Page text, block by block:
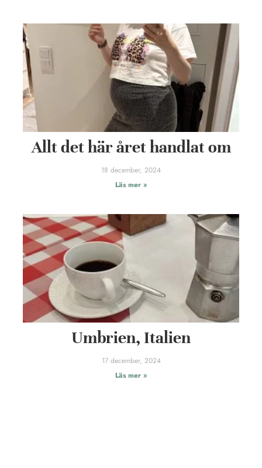
Allt det här året handlat om
18 december, 2024
Läs mer »
Umbrien, Italien
17 december, 2024
Läs mer »